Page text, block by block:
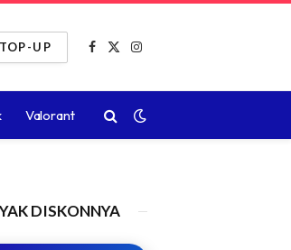
TOP-UP
Facebook
X
Instagram
Valorant
DISKONNYA